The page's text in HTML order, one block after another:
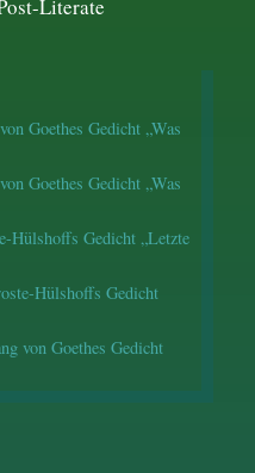
Literate
Goethes Gedicht „Was
Goethes Gedicht „Was
Hülshoffs Gedicht „Letzte
Hülshoffs Gedicht
von Goethes Gedicht